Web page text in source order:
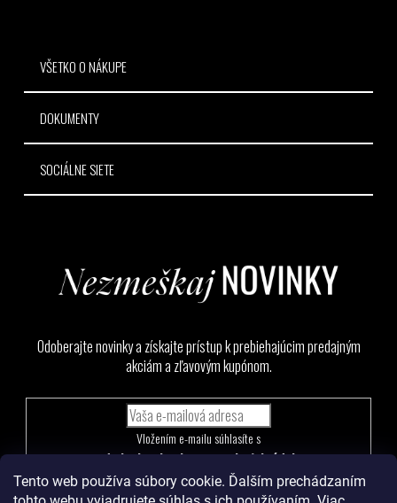
Tento web používa súbory cookie. Ďalším prechádzaním
VŠETKO O NÁKUPE
DOKUMENTY
SOCIÁLNE SIETE
Odoberajte novinky a získajte prístup k prebiehajúcim predajným
akciám a zľavovým kupónom.
podmienkami ochrany osobných údajov
PRIHLÁSIŤ